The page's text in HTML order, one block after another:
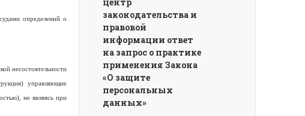
определений о
несостоятельности
управляющие
не являясь при
законодательства и
правовой
информации ответ
на запрос о практике
применения Закона
«О защите
персональных
данных»